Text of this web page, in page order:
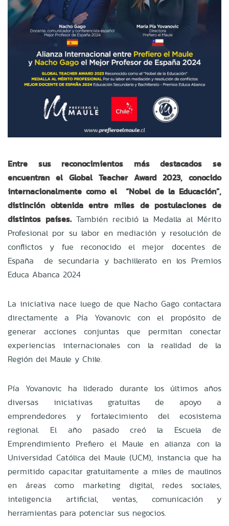
Entre sus reconocimientos más destacados se
encuentran el Global Teacher Award 2023, conocido
internacionalmente como el
“Nobel de la Educación”,
distinción obtenida entre miles de postulaciones de
distintos países.También recibió la Medalla al Mérito
Profesional por su labor en mediación y resolución de
conflictos y fue reconocido el mejor docentes de
España
de secundaria y bachillerato en los Premios
Educa Abanca 2024
La iniciativa nace luego de que Nacho Gago contactara
directamente a Pía Yovanovic con el propósito de
generar acciones conjuntas que permitan conectar
experiencias internacionales con la realidad de la
Región del Maule y Chile.
Pía Yovanovic ha liderado durante los últimos años
diversas iniciativas gratuitas de apoyo a
emprendedores y fortalecimiento del ecosistema
regional. El año pasado creó la Escuela de
Emprendimiento Prefiero el Maule en alianza con la
Universidad Católica del Maule (UCM), instancia que ha
permitido capacitar gratuitamente a miles de maulinos
en áreas como marketing digital, redes sociales,
inteligencia artificial, ventas, comunicación y
herramientas para potenciar sus negocios.